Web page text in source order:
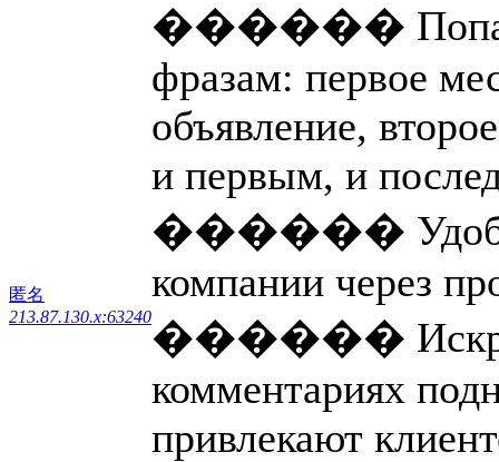
匿名
213.87.130.x:63240
������
фразам: первое
объявление,
и первым, и
������
компании через
������
комментариях
привлекают